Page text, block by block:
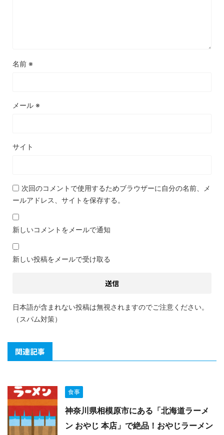
名前 ※
メール ※
サイト
次回のコメントで使用するためブラウザーに自分の名前、メ
ールアドレス、サイトを保存する。
新しいコメントをメールで通知
新しい投稿をメールで受け取る
日本語が含まれない投稿は無視されますのでご注意ください。
（スパム対策）
関連記事
食事
神奈川県相模原市にある「北海道ラーメ
ン おやじ 本店」で絶品！おやじラーメン